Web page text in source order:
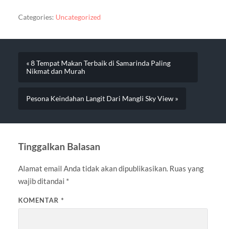
Categories: Uncategorized
« 8 Tempat Makan Terbaik di Samarinda Paling
Nikmat dan Murah
Pesona Keindahan Langit Dari Mangli Sky View »
Tinggalkan Balasan
Alamat email Anda tidak akan dipublikasikan. Ruas yang
wajib ditandai *
KOMENTAR *